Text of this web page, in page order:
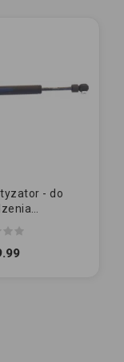
- do
| AL-KO |
3000kg...